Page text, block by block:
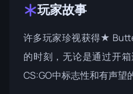
玩家故事
许多玩家珍视获得★
的时刻，无论是通过开
CS:GO中标志性和有声望